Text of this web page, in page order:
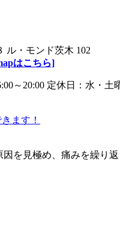
ル・モンド茨木 102
はこちら]
を見極め、痛みを繰り返